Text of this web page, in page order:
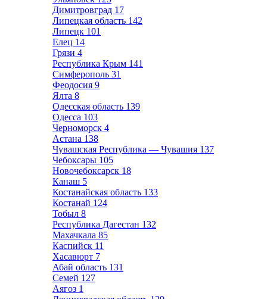
Димитровград 17
Липецкая область 142
Липецк 101
Елец 14
Грязи 4
Республика Крым 141
Симферополь 31
Феодосия 9
Ялта 8
Одесская область 139
Одесса 103
Черноморск 4
Астана 138
Чувашская Республика — Чувашия 137
Чебоксары 105
Новочебоксарск 18
Канаш 5
Костанайская область 133
Костанай 124
Тобыл 8
Республика Дагестан 132
Махачкала 85
Каспийск 11
Хасавюрт 7
Абай область 131
Семей 127
Аягоз 1